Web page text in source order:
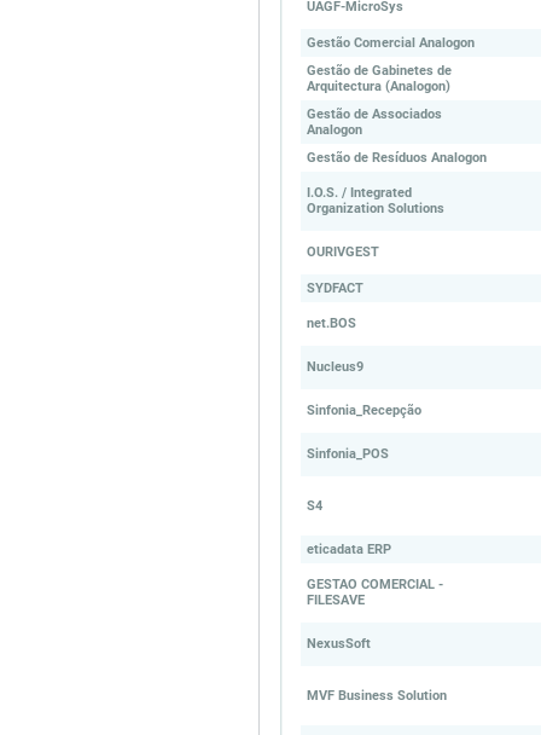
UAGF-MicroSys
Gestão Comercial Analogon
Gestão de Gabinetes de
Arquitectura (Analogon)
Gestão de Associados
Analogon
Gestão de Resíduos Analogon
I.O.S. / Integrated
Organization Solutions
OURIVGEST
SYDFACT
net.BOS
Nucleus9
Sinfonia_Recepção
Sinfonia_POS
S4
eticadata ERP
GESTAO COMERCIAL -
FILESAVE
NexusSoft
MVF Business Solution